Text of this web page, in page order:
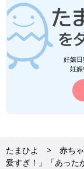
妊娠
妊
たまひよ 赤ち
愛すぎ！」「あった